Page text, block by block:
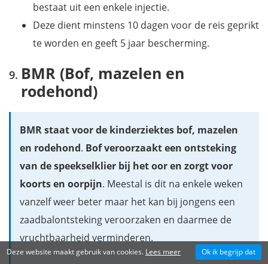
bestaat uit een enkele injectie.
Deze dient minstens 10 dagen voor de reis geprikt
te worden en geeft 5 jaar bescherming.
BMR (Bof, mazelen en
rodehond)
BMR staat voor de kinderziektes bof, mazelen
en rodehond. Bof veroorzaakt een ontsteking
van de speekselklier bij het oor en zorgt voor
koorts en oorpijn. Meestal is dit na enkele weken
vanzelf weer beter maar het kan bij jongens een
zaadbalontsteking veroorzaken en daarmee de
vruchtbaarheid verminderen.
Deze website maakt gebruik van cookies. Lees meer Ok ik begrijp dat